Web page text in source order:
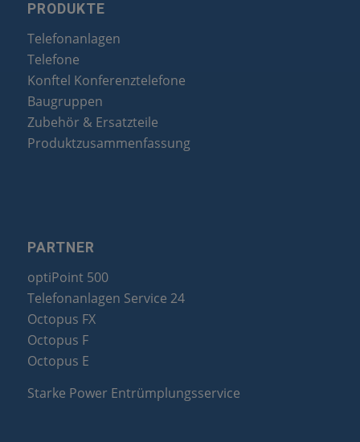
PRODUKTE
Telefonanlagen
Telefone
Konftel Konferenztelefone
Baugruppen
Zubehör & Ersatzteile
Produktzusammenfassung
PARTNER
optiPoint 500
Telefonanlagen Service 24
Octopus FX
Octopus F
Octopus E
Starke Power Entrümplungsservice